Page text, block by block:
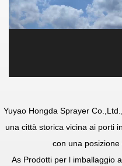
Yuyao Hongda Sprayer Co.,Ltd.
una città storica vicina ai porti
con una posizione
As Prodotti per l imballaggio